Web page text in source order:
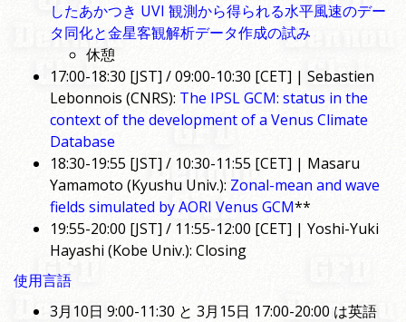
したあかつき UVI 観測から得られる水平風速のデー
タ同化と金星客観解析データ作成の試み
休憩
17:00-18:30 [JST] / 09:00-10:30 [CET] | Sebastien
Lebonnois (CNRS): The IPSL GCM: status in the
context of the development of a Venus Climate
Database
18:30-19:55 [JST] / 10:30-11:55 [CET] | Masaru
Yamamoto (Kyushu Univ.): Zonal-mean and wave
fields simulated by AORI Venus GCM**
19:55-20:00 [JST] / 11:55-12:00 [CET] | Yoshi-Yuki
Hayashi (Kobe Univ.): Closing
使用言語
3月10日 9:00-11:30 と 3月15日 17:00-20:00 は英語